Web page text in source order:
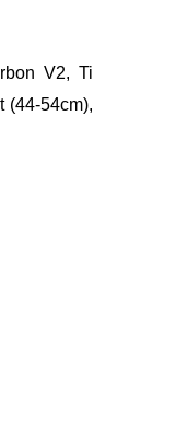
hydraulic
rails,